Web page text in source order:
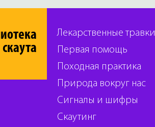
скаута
Лекарственные травки
Первая помощь
Походная практика
Природа вокруг нас
Сигналы и шифры
Скаутинг